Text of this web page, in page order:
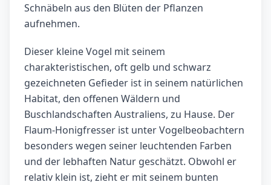
Schnäbeln aus den Blüten der Pflanzen
aufnehmen.
Dieser kleine Vogel mit seinem
charakteristischen, oft gelb und schwarz
gezeichneten Gefieder ist in seinem natürlichen
Habitat, den offenen Wäldern und
Buschlandschaften Australiens, zu Hause. Der
Flaum-Honigfresser ist unter Vogelbeobachtern
besonders wegen seiner leuchtenden Farben
und der lebhaften Natur geschätzt. Obwohl er
relativ klein ist, zieht er mit seinem bunten